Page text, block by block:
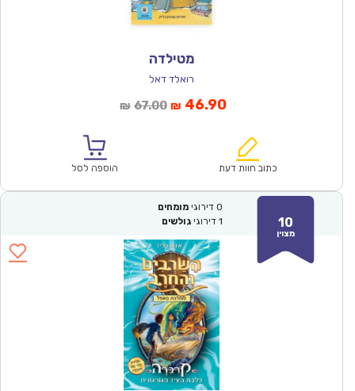
מטילדה
רואלד דאל
₪ 67.00המחיר
₪67.00.
₪ 46.90המחיר
הוא:
כתוב חוות דעת הוספה לסל
10
מצוין
0 דירוגי מומחים
1 דירוגי גולשים